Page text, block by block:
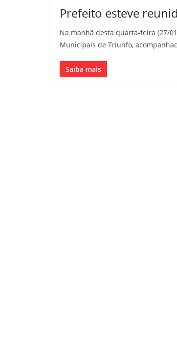
Prefeito esteve
Na manhã desta quarta-feira (27/
Municipais de Triunfo,
Saiba mais